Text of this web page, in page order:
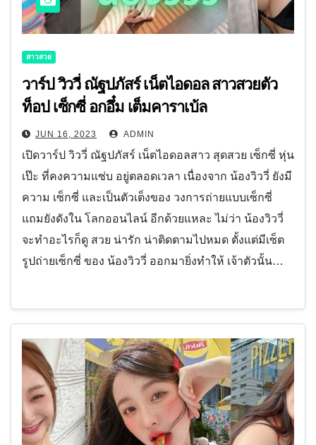
สาวสวย
วาร์ป วิววี่ ณัฐปภัสร์ เน็ตไอดอล สาวสวยตัว
ท็อป เซ็กซี่ อกอึ๋ม เต็มคาราเบ้ล
JUN 16, 2023 ADMIN
เปิดวาร์ป วิววี่ ณัฐปภัสร์ เน็ตไอดอลสาว สุดสวย เซ็กซี่ หุ่น
เป๊ะ ที่คงความแซ่บ อยู่ตลอดเวลา เนื่องจาก น้องวิววี่ ยังมี
ความ เซ็กซี่ และเป็นตัวเต็งของ วงการถ่ายแบบเซ็กซี่
แถมยังดังใน โลกออนไลน์ อีกด้วยแหละ ไม่ว่า น้องวิววี่
จะทำอะไรก็ดู สวย น่ารัก น่าติดตามไปหมด ตั้งแต่มีเซ็ต
รูปถ่ายเซ็กซี่ ของ น้องวิววี่ ออกมายิ่งทำให้ เจ้าตัวนั้น…